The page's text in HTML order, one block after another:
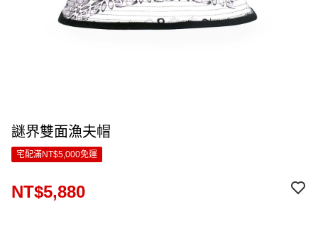
謎界雙面漁夫帽
宅配滿NT$5,000免運
NT$5,880